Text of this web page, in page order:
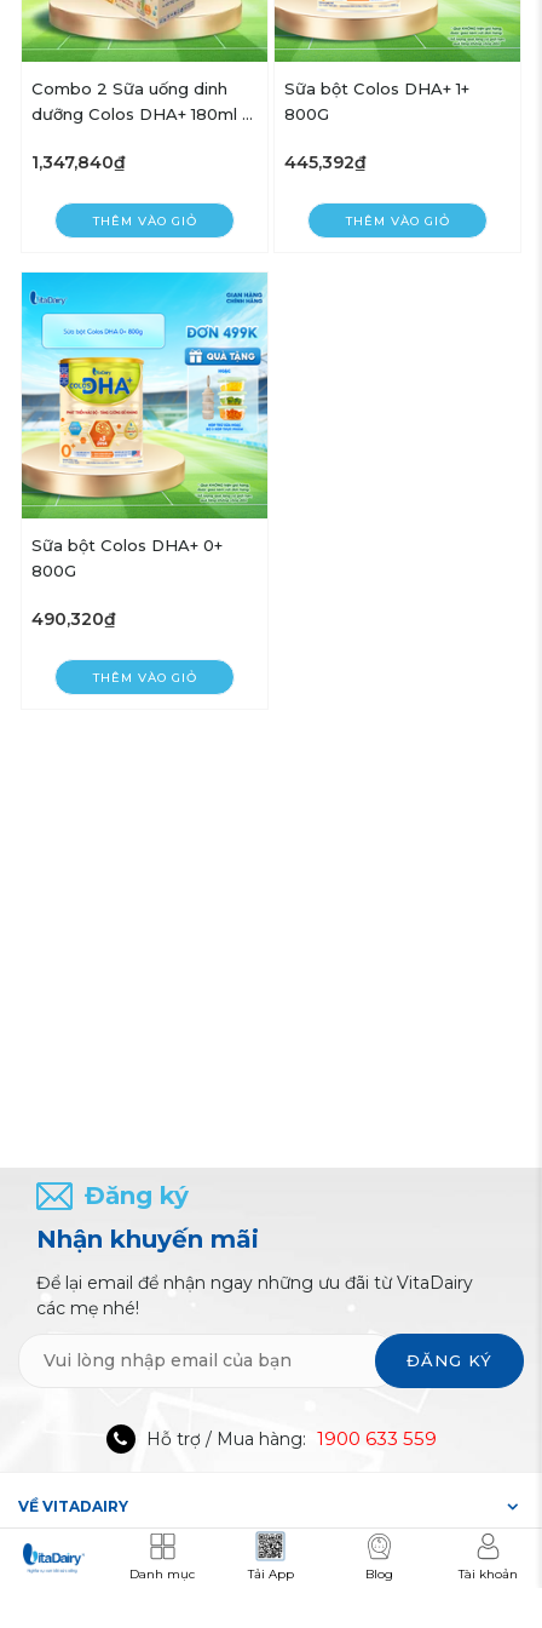
Combo 2 Sữa uống dinh
dưỡng Colos DHA+ 180ml -
1,347,840₫
THÊM VÀO GIỎ
Sữa bột Colos DHA+ 1+
800G
445,392₫
THÊM VÀO GIỎ
Sữa bột Colos DHA+ 0+
800G
490,320₫
THÊM VÀO GIỎ
Đăng ký
Nhận khuyến mãi
Để lại email để nhận ngay những ưu đãi từ VitaDairy
các mẹ nhé!
ĐĂNG KÝ
Hỗ trợ / Mua hàng: 1900 633 559
VỀ VITADAIRY
HỖ TRỢ KHÁCH HÀNG
Danh mục Tải App Blog Tài khoản